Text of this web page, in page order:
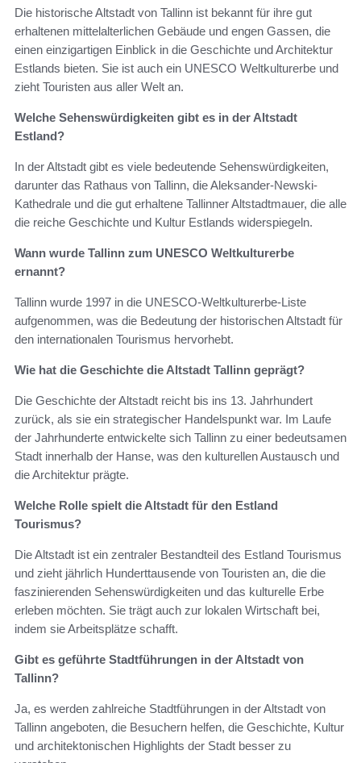
Die historische Altstadt von Tallinn ist bekannt für ihre gut
erhaltenen mittelalterlichen Gebäude und engen Gassen, die
einen einzigartigen Einblick in die Geschichte und Architektur
Estlands bieten. Sie ist auch ein UNESCO Weltkulturerbe und
zieht Touristen aus aller Welt an.
Welche Sehenswürdigkeiten gibt es in der Altstadt
Estland?
In der Altstadt gibt es viele bedeutende Sehenswürdigkeiten,
darunter das Rathaus von Tallinn, die Aleksander-Newski-
Kathedrale und die gut erhaltene Tallinner Altstadtmauer, die alle
die reiche Geschichte und Kultur Estlands widerspiegeln.
Wann wurde Tallinn zum UNESCO Weltkulturerbe
ernannt?
Tallinn wurde 1997 in die UNESCO-Weltkulturerbe-Liste
aufgenommen, was die Bedeutung der historischen Altstadt für
den internationalen Tourismus hervorhebt.
Wie hat die Geschichte die Altstadt Tallinn geprägt?
Die Geschichte der Altstadt reicht bis ins 13. Jahrhundert
zurück, als sie ein strategischer Handelspunkt war. Im Laufe
der Jahrhunderte entwickelte sich Tallinn zu einer bedeutsamen
Stadt innerhalb der Hanse, was den kulturellen Austausch und
die Architektur prägte.
Welche Rolle spielt die Altstadt für den Estland
Tourismus?
Die Altstadt ist ein zentraler Bestandteil des Estland Tourismus
und zieht jährlich Hunderttausende von Touristen an, die die
faszinierenden Sehenswürdigkeiten und das kulturelle Erbe
erleben möchten. Sie trägt auch zur lokalen Wirtschaft bei,
indem sie Arbeitsplätze schafft.
Gibt es geführte Stadtführungen in der Altstadt von
Tallinn?
Ja, es werden zahlreiche Stadtführungen in der Altstadt von
Tallinn angeboten, die Besuchern helfen, die Geschichte, Kultur
und architektonischen Highlights der Stadt besser zu